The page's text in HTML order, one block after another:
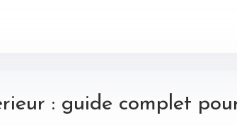
: guide complet